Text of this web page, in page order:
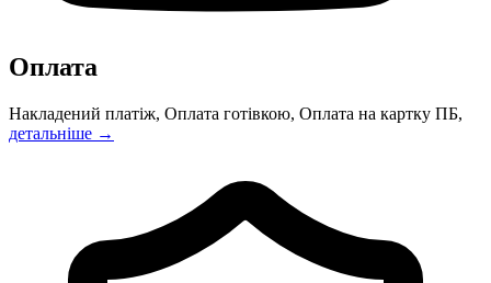
Оплата
Накладений платіж, Оплата готівкою, Оплата на картку ПБ,
детальніше →